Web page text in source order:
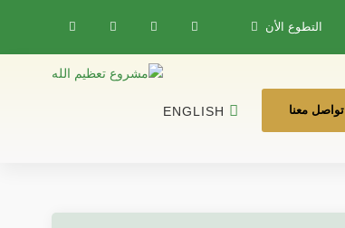
التطوع الأن
ENGLISH تواصل معنا